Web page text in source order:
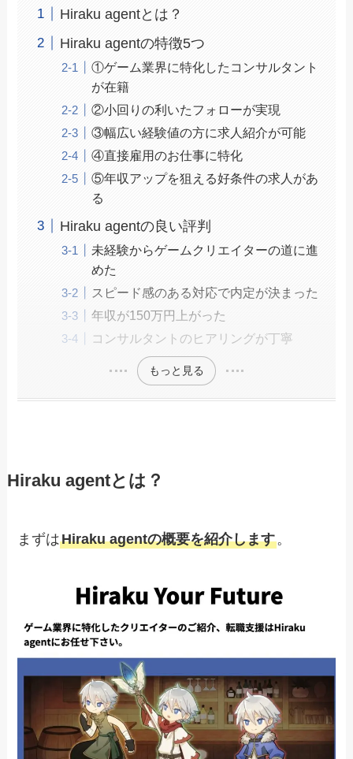
Hiraku agentとは？
Hiraku agentの特徴5つ
①ゲーム業界に特化したコンサルタント
が在籍
②小回りの利いたフォローが実現
③幅広い経験値の方に求人紹介が可能
④直接雇用のお仕事に特化
⑤年収アップを狙える好条件の求人があ
る
Hiraku agentの良い評判
未経験からゲームクリエイターの道に進
めた
スピード感のある対応で内定が決まった
年収が150万円上がった
コンサルタントのヒアリングが丁寧
もっと見る
Hiraku agentとは？
まずはHiraku agentの概要を紹介します。